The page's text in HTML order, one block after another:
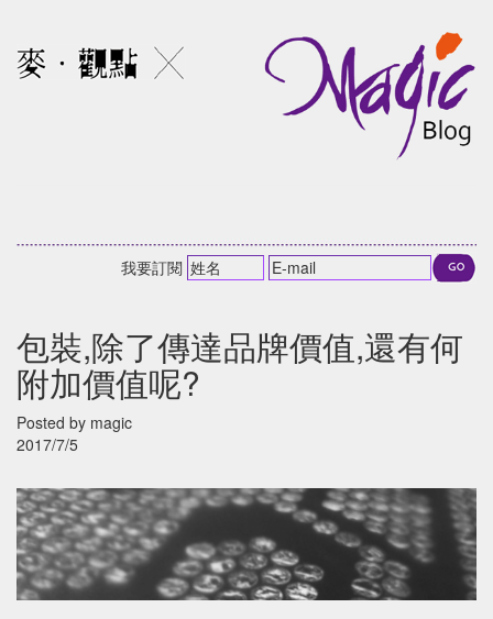
我要訂閱
包裝,除了傳達品牌價值,還有何
附加價值呢?
Posted by magic
2017/7/5